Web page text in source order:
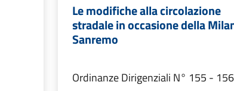
Le modifiche alla circolazione
stradale in occasione della
Sanremo
Ordinanze Dirigenziali N° 155 -